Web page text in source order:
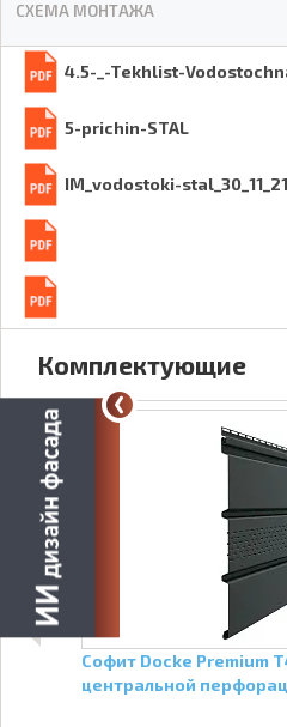
4.5-_-Tekhlist-
5-prichin-STAL
IM_vodostoki-
СХЕМА МОНТАЖА
Комплектующие
Софит Docke Premium
центральной